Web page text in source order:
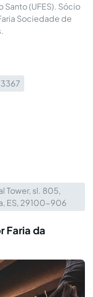
(UFES). Sócio
Sociedade de
Tower, sl. 805,
ES, 29100-906
Faria da